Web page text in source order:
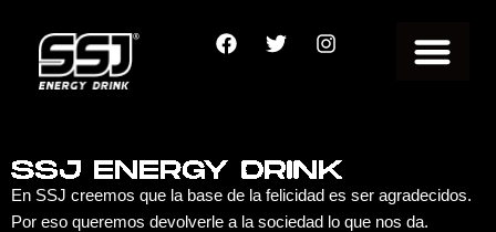
contenido
F
a
o
T
w
r
I
n
r
a
m
En SSJ creemos que la base de la felicidad es ser agradecidos.
Por eso queremos devolverle a la sociedad lo que nos da.